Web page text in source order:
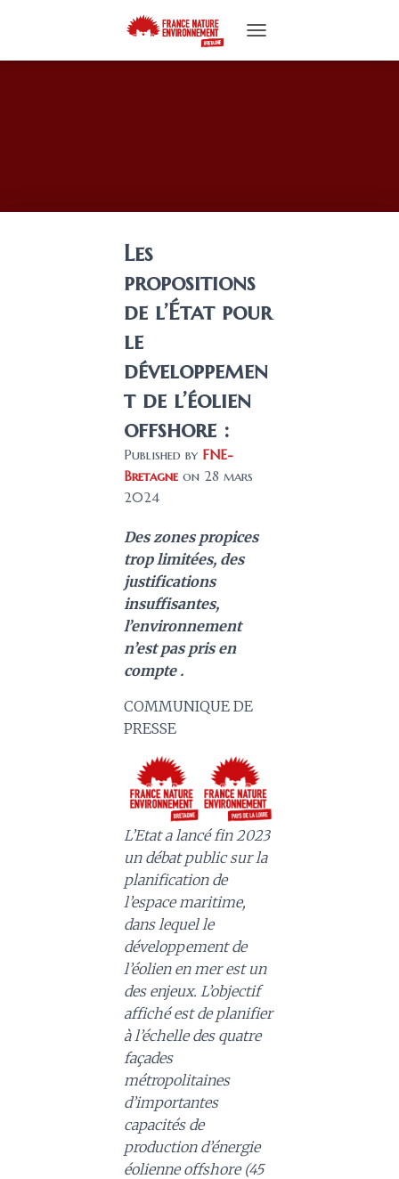
O
G
Les
propositions
de l’État pour
le
développemen
t de l’éolien
offshore :
Published by FNE-
Bretagne on 28 mars
2024
Des zones propices
trop limitées, des
justifications
insuffisantes,
l’environnement
n’est pas pris en
compte .
COMMUNIQUE DE
PRESSE
L’Etat a lancé fin 2023
un débat public sur la
planification de
l’espace maritime,
dans lequel le
développement de
l’éolien en mer est un
des enjeux. L’objectif
affiché est de planifier
à l’échelle des quatre
façades
métropolitaines
d’importantes
capacités de
production d’énergie
éolienne offshore (45